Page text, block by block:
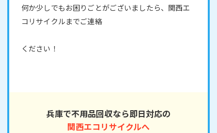
何か少しでもお困りごとがございましたら、関西エ
コリサイクルまでご連絡
ください！
兵庫で不用品回収なら即日対応の
関西エコリサイクルへ